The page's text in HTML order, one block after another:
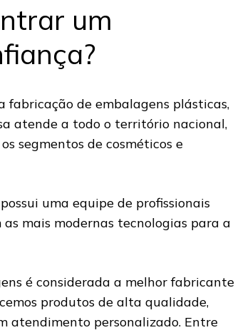
um
fabricação de embalagens plásticas,
atende a todo o território nacional,
segmentos de cosméticos e
uma equipe de profissionais
mais modernas tecnologias para a
é considerada a melhor fabricante
produtos de alta qualidade,
atendimento personalizado. Entre